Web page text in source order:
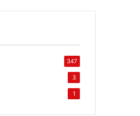
347
3
1